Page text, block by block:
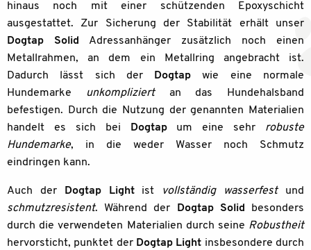
hinaus noch mit einer schützenden Epoxyschicht
ausgestattet. Zur Sicherung der Stabilität erhält unser
Dogtap
Solid Adressanhänger zusätzlich noch einen
Metallrahmen, an dem ein Metallring angebracht ist.
Dadurch lässt sich der Dogtap wie eine normale
Hundemarke
unkompliziertan das Hundehalsband
befestigen. Durch die Nutzung der genannten Materialien
handelt es sich bei Dogtapum eine sehr robuste
Hundemarke, in die weder Wasser noch Schmutz
eindringen kann.
Auch der Dogtap Lightist vollständig wasserfestund
schmutzresistent. Während der Dogtap Solid besonders
durch die verwendeten Materialien durch seine Robustheit
hervorsticht, punktet der Dogtap Light insbesondere durch